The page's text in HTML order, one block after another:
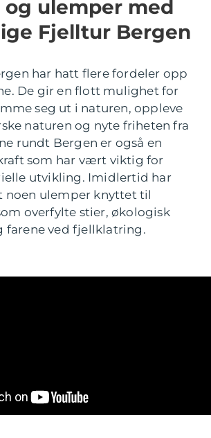
ulemper med
Fjelltur Bergen
har hatt flere fordeler opp
De gir en flott mulighet for
seg ut i naturen, oppleve
naturen og nyte friheten fra
rundt Bergen er også en
som har vært viktig for
utvikling. Imidlertid har
noen ulemper knyttet til
overfylte stier, økologisk
farene ved fjellklatring.